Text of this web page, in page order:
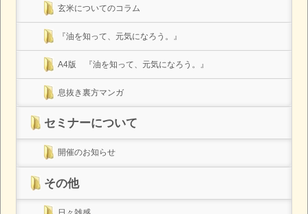
玄米についてのコラム
『油を知って、元気になろう。』
A4版 『油を知って、元気になろう。』
息抜き裏方マンガ
セミナーについて
開催のお知らせ
その他